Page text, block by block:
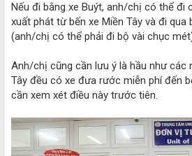
Nếu đi bằng xe Buýt, anh/chị có thể đi
xuất phát từ bến xe Miền Tây và đi qua
(anh/chị có thể phải đi bộ vài chục
Anh/chị cũng cần lưu ý là hầu như các
Tây đều có xe đưa rước miễn phí đến
cần xem xét điều này trước tiên.